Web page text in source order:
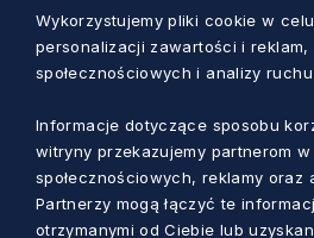
BADANIA I ANALIZY
Wykorzystujemy pliki cookie w
personalizacji zawartości i
społecznościowych i analizy
Informacje dotyczące sposobu
witryny przekazujemy partnerom
społecznościowych, reklamy oraz
Partnerzy mogą łączyć te
otrzymanymi od Ciebie lub